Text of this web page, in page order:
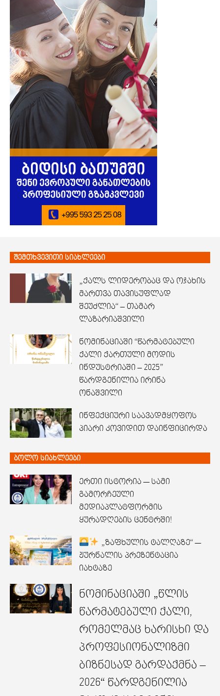
შემთხვევითი სიახლეები
„ქალს ლიდერობაც და ოჯახის
მართვა თავისუფლად
შეუძლია“ – თამარ
ლაზარიაშვილი
ნომინაციაში “წარმატებული
ქალი ქართული მოდის
ინდუსტრიაში – 2025”
წარდგენილია ირინა
ონაშვილი
ინფექციური საავადმყოფოს
პიარი კოვიდით დაინფიცირდა
ბოლო სიახლეები
ერთი ისტორია — სამი
გამორჩეული
მედიაპლატფორმის
ყურადღების ცენტრში!
„ზაფხულის ტალღაზე“ —
ჟურნალის პრეზენტაცია
იახტაზე
ნომინაციაში „წლის
წარმატებული ქალი,
რომელმაც ხარისხი და
პროფესიონალიზმი
ბიზნესად გარდაქმნა –
2026“ წარდგენილია